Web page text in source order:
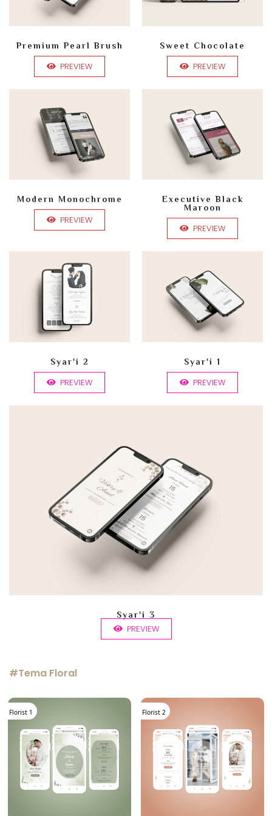
Premium Pearl Brush
PREVIEW
Sweet Chocolate
PREVIEW
Modern Monochrome
PREVIEW
Executive Black
Maroon
PREVIEW
Syar'i 2
PREVIEW
Syar'i 1
PREVIEW
Syar'i 3
PREVIEW
#Tema Floral
Florist 1 Florist 2